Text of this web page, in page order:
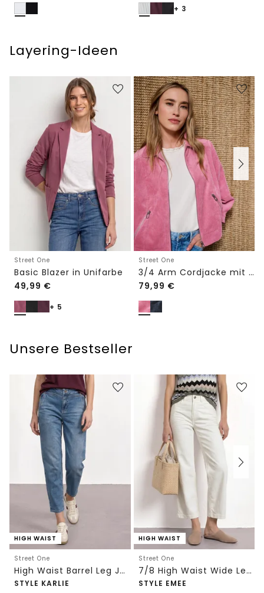
+ 3
Layering-Ideen
Street One
Basic Blazer in Unifarbe
49,99 €
+ 5
Street One
3/4 Arm Cordjacke mit Hemdkragen
79,99 €
Unsere Bestseller
HIGH WAIST
Street One
High Waist Barrel Leg Jeans im Loose Fit
STYLE KARLIE
HIGH WAIST
Street One
7/8 High Waist Wide Leg Jeans im Loose Fit
STYLE EMEE